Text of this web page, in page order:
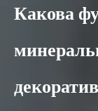
Какова